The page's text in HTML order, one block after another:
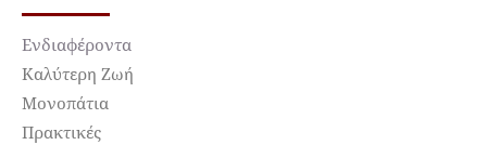
Ενδιαφέροντα
Καλύτερη Ζωή
Μονοπάτια
Πρακτικές